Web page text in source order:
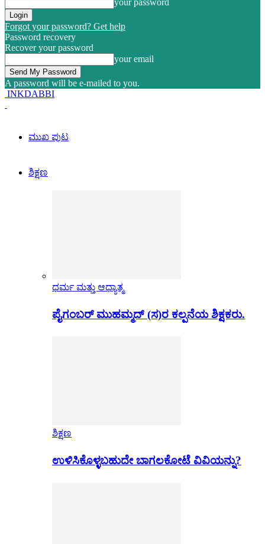
your password
Forgot your password? Get help
Password recovery
Recover your password
your email
A password will be e-mailed to you.
INKDABBI
ಮುಖ ಪುಟ
ಶಿಕ್ಷಣ
ಧರ್ಮ ಮತ್ತು ಆಧ್ಯಾತ್ಮ
ಪೈಗಂಬರ್ ಮುಹಮ್ಮದ್ (ಸ)ರ ಕಲ್ಪನೆಯ ಶಿಕ್ಷಕರು.
ಶಿಕ್ಷಣ
ಉಳಿಸಿಕೊಳ್ಳಬಹುದೇ ಬಾಗಲಕೋಟೆ ವಿವಿಯನ್ನು?